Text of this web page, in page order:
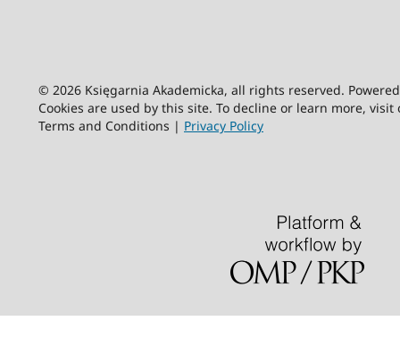
© 2026 Księgarnia Akademicka, all rights reserved.
Cookies are used by this site. To decline or learn more,
Terms and Conditions | Privacy Policy